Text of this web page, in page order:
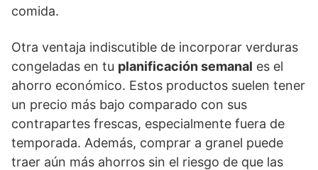
comida.
Otra ventaja indiscutible de incorporar verduras
congeladas en tu planificación semanal es el
ahorro económico. Estos productos suelen tener
un precio más bajo comparado con sus
contrapartes frescas, especialmente fuera de
temporada. Además, comprar a granel puede
traer aún más ahorros sin el riesgo de que las